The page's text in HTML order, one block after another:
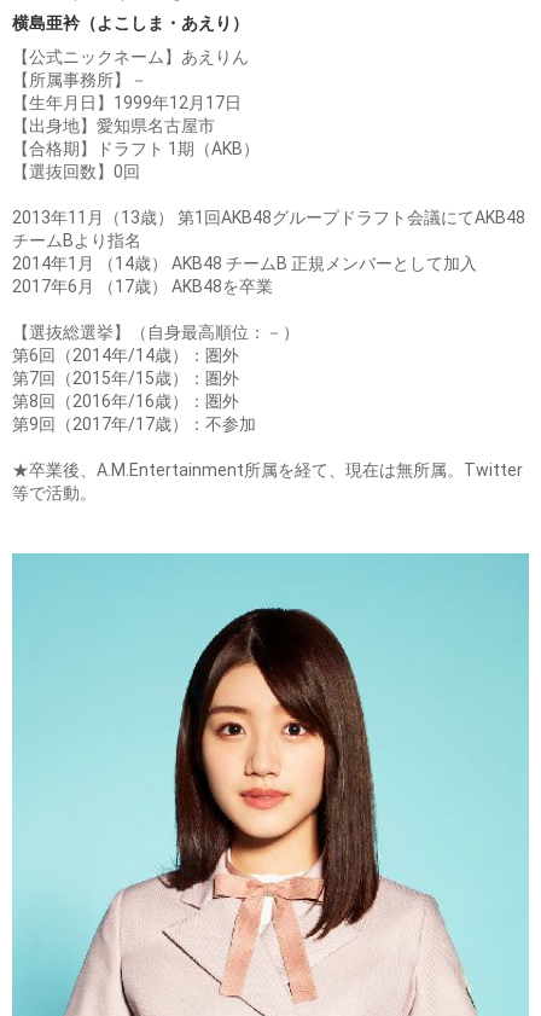
横島亜衿（よこしま・あえり）
【公式ニックネーム】あえりん
【所属事務所】－
【生年月日】1999年12月17日
【出身地】愛知県名古屋市
【合格期】ドラフト 1期（AKB）
【選抜回数】0回
2013年11月（13歳） 第1回AKB48グループドラフト会議にてAKB48
チームBより指名
2014年1月 （14歳） AKB48 チームB 正規メンバーとして加入
2017年6月 （17歳） AKB48を卒業
【選抜総選挙】（自身最高順位：－）
第6回（2014年/14歳）：圏外
第7回（2015年/15歳）：圏外
第8回（2016年/16歳）：圏外
第9回（2017年/17歳）：不参加
★卒業後、A.M.Entertainment所属を経て、現在は無所属。Twitter
等で活動。